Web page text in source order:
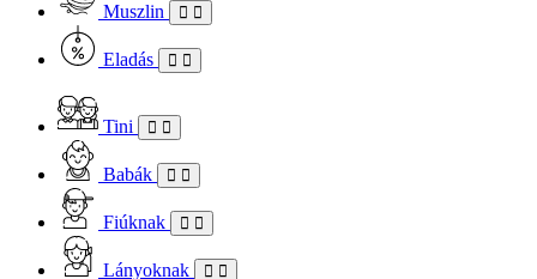
Muszlin
Eladás
Tini
Babák
Fiúknak
Lányoknak